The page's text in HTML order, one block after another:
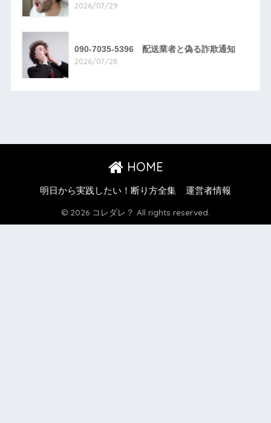
2026/07/29
090-7035-5396 配送業者と偽る詐欺通知
2026/07/28
HOME
明日から実践したい！断り方全集 運営者情報
© 2026 コレダレ？ All rights reserved.